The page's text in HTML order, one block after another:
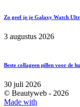
Zo geef je je Galaxy Watch
3 augustus 2026
Beste collageen pillen voor de
30 juli 2026
© Beautyweb - 2026
Made with